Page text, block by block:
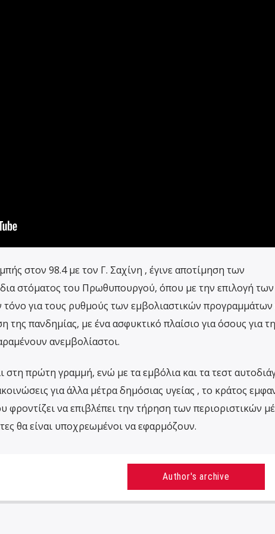
στον 98.4 με τον Γ. Σαχίνη , έγινε αποτίμηση των
στόματος του Πρωθυπουργού, όπου με την επιλογή
για τους ρυθμούς των εμβολιαστικών
της πανδημίας, με ένα ασφυκτικό πλαίσιο για όσους για
ανεμβολίαστοι.
στη πρώτη γραμμή, ενώ με τα εμβόλια και τα τεστ
για άλλα μέτρα δημόσιας υγείας , το κράτος
φροντίζει να επιβλέπει την τήρηση των περιοριστικών
θα είναι υποχρεωμένοι να εφαρμόζουν.
Author's archive